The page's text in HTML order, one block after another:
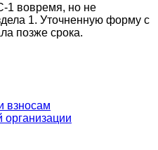
1 вовремя, но не
1. Уточненную форму с
позже срока.
взносам
организации